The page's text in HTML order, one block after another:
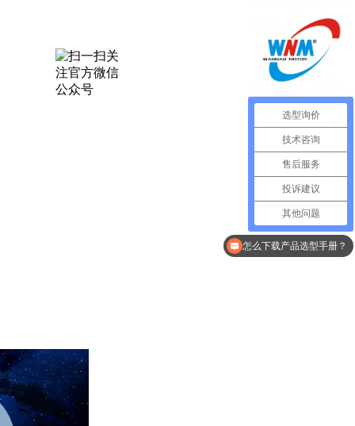
选型询价
技术咨询
售后服务
投诉建议
其他问题
怎么下载使用说明书？